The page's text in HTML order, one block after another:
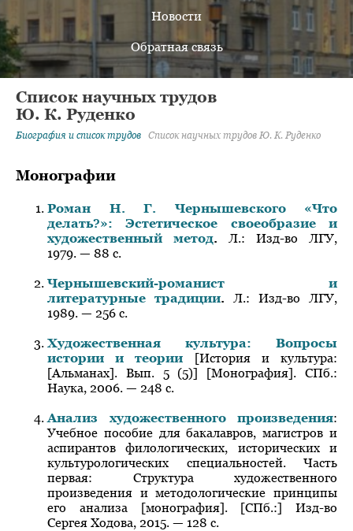
Новости
Обратная связь
Список научных трудов
Ю. К. Руденко
Биография и список трудов Список научных трудов Ю. К. Руденко
Монографии
Роман Н. Г. Чернышевского «Что
делать?»: Эстетическое своеобразие и
художественный метод. Л.: Изд-во ЛГУ,
1979. — 88 с.
Чернышевский-романист и
литературные традиции. Л.: Изд-во ЛГУ,
1989. — 256 с.
Художественная культура: Вопросы
истории и теории [История и культура:
[Альманах]. Вып. 5 (5)] [Монография]. СПб.:
Наука, 2006. — 248 с.
Анализ художественного произведения:
Учебное пособие для бакалавров, магистров и
аспирантов филологических, исторических и
культурологических специальностей. Часть
первая: Структура художественного
произведения и методологические принципы
его анализа [монография]. [СПб.:] Изд-во
Сергея Ходова, 2015. — 128 с.